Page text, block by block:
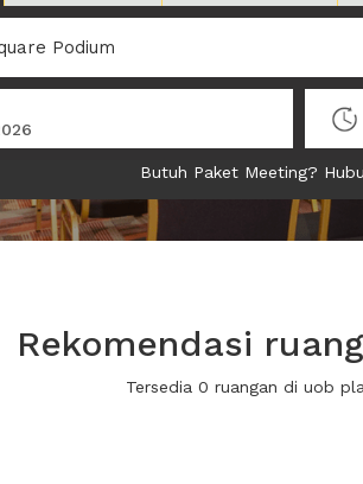
Butuh Paket Meeting?
Rekomendasi
Tersedia 0 ruangan di uob